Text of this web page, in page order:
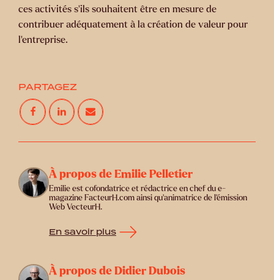
ces activités s’ils souhaitent être en mesure de
contribuer adéquatement à la création de valeur pour
l’entreprise.
PARTAGEZ
À propos de Emilie Pelletier
Emilie est cofondatrice et rédactrice en chef du e-
magazine FacteurH.com ainsi qu'animatrice de l'émission
Web VecteurH.
En savoir plus
À propos de Didier Dubois